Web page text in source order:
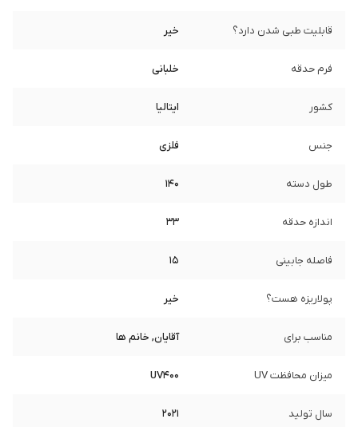
قابلیت طبی شدن دارد؟ خیر
فرم حدقه خلبانی
کشور ایتالیا
جنس فلزی
طول دسته 140
اندازه حدقه 33
فاصله جابینی 15
پولاریزه هست؟ خیر
مناسب برای آقایان, خانم ها
میزان محافظت UV UV400
سال تولید 2021